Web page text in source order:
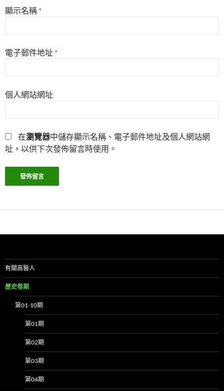
顯示名稱 *
電子郵件地址 *
個人網站網址
在瀏覽器中儲存顯示名稱、電子郵件地址及個人網站網
址，以供下次發佈留言時使用。
有關高醫人
歷史卷期
第01-10期
第01期
第02期
第03期
第04期